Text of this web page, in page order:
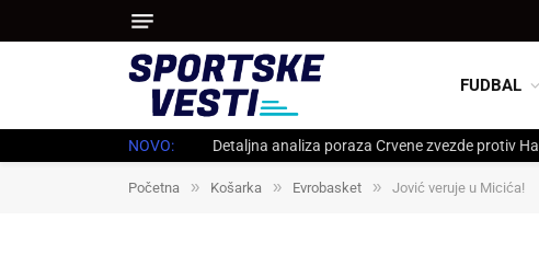
FUDBAL
NOVO: Detaljna analiza poraza Crvene zvezde protiv
Početna » Košarka » Evrobasket » Jović veruje u Micića!